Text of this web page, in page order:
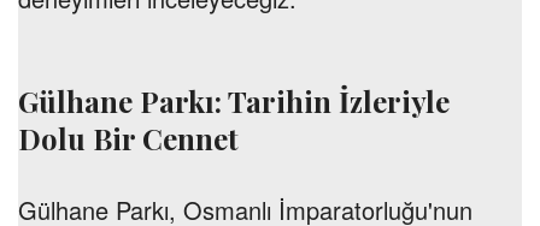
Gülhane Parkı: Tarihin İzleriyle
Dolu Bir Cennet
Gülhane Parkı, Osmanlı İmparatorluğu'nun